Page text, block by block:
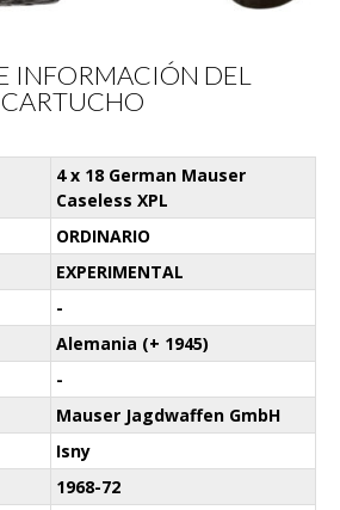
INFORMACIÓN DEL
CARTUCHO
4 x 18 German Mauser
Caseless XPL
ORDINARIO
EXPERIMENTAL
-
Alemania (+ 1945)
-
Mauser Jagdwaffen GmbH
Isny
1968-72